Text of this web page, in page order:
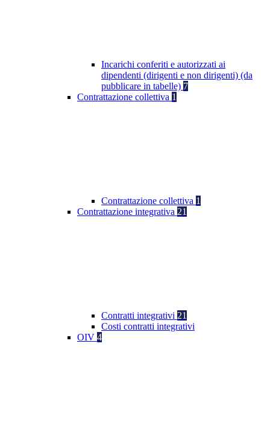
Incarichi conferiti e autorizzati ai
dipendenti (dirigenti e non dirigenti) (da
pubblicare in tabelle) 7
Contrattazione collettiva 1
Contrattazione collettiva 1
Contrattazione integrativa 21
Contratti integrativi 21
Costi contratti integrativi
OIV 4